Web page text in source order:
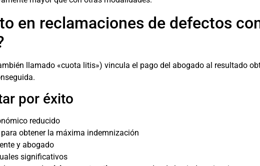
en reclamaciones de defectos
llamado «cuota litis») vincula el pago del abogado al resultado
por éxito
reducido
obtener la máxima indemnización
y abogado
significativos